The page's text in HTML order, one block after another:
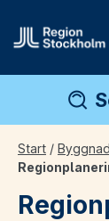
Start /